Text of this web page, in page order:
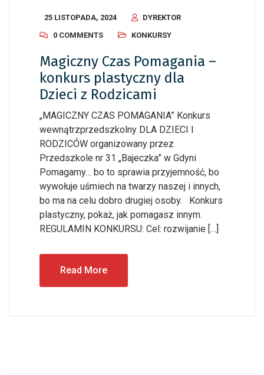
25 LISTOPADA, 2024
DYREKTOR
0 COMMENTS
KONKURSY
Magiczny Czas Pomagania –
konkurs plastyczny dla
Dzieci z Rodzicami
„MAGICZNY CZAS POMAGANIA” Konkurs
wewnątrzprzedszkolny DLA DZIECI I
RODZICÓW organizowany przez
Przedszkole nr 31 „Bajeczka” w Gdyni
Pomagamy… bo to sprawia przyjemność, bo
wywołuje uśmiech na twarzy naszej i innych,
bo ma na celu dobro drugiej osoby. Konkurs
plastyczny, pokaż, jak pomagasz innym.
REGULAMIN KONKURSU: Cel: rozwijanie […]
Read More